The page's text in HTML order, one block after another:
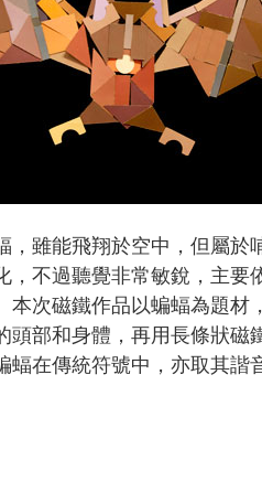
，雖能飛翔於空中，但屬於
，不過聽覺非常敏銳，主要
本次磁鐵作品以蝙蝠為題材
頭部和身體，再用長條狀磁
蝠在傳統符號中，亦取其諧